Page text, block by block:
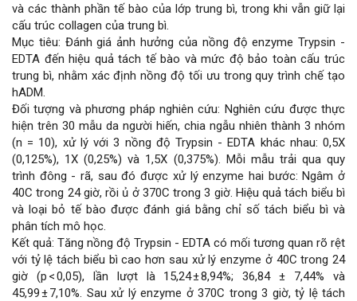
chính
của
bài
viết
và các thành phần tế bào của lớp trung bì, trong khi vẫn giữ lại
cấu trúc collagen của trung bì.
Mục tiêu: Đánh giá ảnh hưởng của nồng độ enzyme Trypsin -
EDTA đến hiệu quả tách tế bào và mức độ bảo toàn cấu trúc
trung bì, nhằm xác định nồng độ tối ưu trong quy trình chế tạo
hADM.
Đối tượng và phương pháp nghiên cứu: Nghiên cứu được thực
hiện trên 30 mẫu da người hiến, chia ngẫu nhiên thành 3 nhóm
(n = 10), xử lý với 3 nồng độ Trypsin - EDTA khác nhau: 0,5X
(0,125%), 1X (0,25%) và 1,5X (0,375%). Mỗi mẫu trải qua quy
trình đông - rã, sau đó được xử lý enzyme hai bước: Ngâm ở
40C trong 24 giờ, rồi ủ ở 370C trong 3 giờ. Hiệu quả tách biểu bì
và loại bỏ tế bào được đánh giá bằng chỉ số tách biểu bì và
phân tích mô học.
Kết quả: Tăng nồng độ Trypsin - EDTA có mối tương quan rõ rệt
với tỷ lệ tách biểu bì cao hơn sau xử lý enzyme ở 40C trong 24
giờ (p < 0,05), lần lượt là 15,24 ± 8,94%; 36,84 ± 7,44% và
45,99 ± 7,10%. Sau xử lý enzyme ở 370C trong 3 giờ, tỷ lệ tách